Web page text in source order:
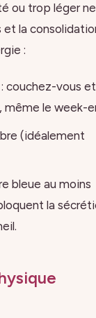
ou trop léger ne
et la
:
couchez-vous et
même le week-
(idéalement
bleue au moins
la